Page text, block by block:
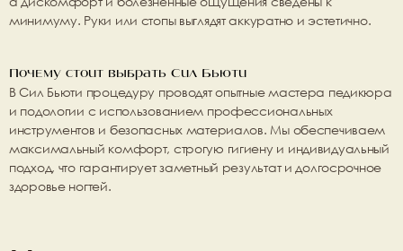
минимуму. Руки или стопы выглядят аккуратно и эстетично.
Почему стоит выбрать Сил Бьюти
В Сил Бьюти процедуру проводят опытные мастера педикюра
и подологии с использованием профессиональных
инструментов и безопасных материалов. Мы обеспечиваем
максимальный комфорт, строгую гигиену и индивидуальный
подход, что гарантирует заметный результат и долгосрочное
здоровье ногтей.